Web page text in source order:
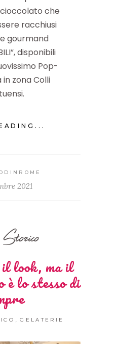
che
racchiusi
gourmand
disponibili
Pop-
zona Colli
2021
look, ma il
lo stesso di
GELATERIE